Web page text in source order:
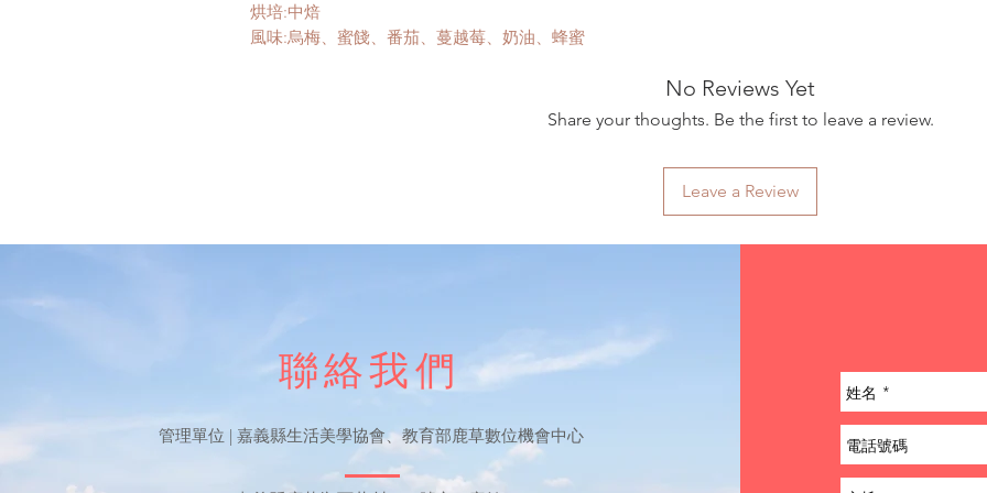
烘培:中焙
風味:烏梅、蜜餞、番茄、蔓越莓、奶油、蜂蜜
No Reviews Yet
Share your thoughts. Be the first to leave a review.
Leave a Review
聯絡我們
​管理單位 | 嘉義縣生活美學協會、教育部鹿草數位機會中心